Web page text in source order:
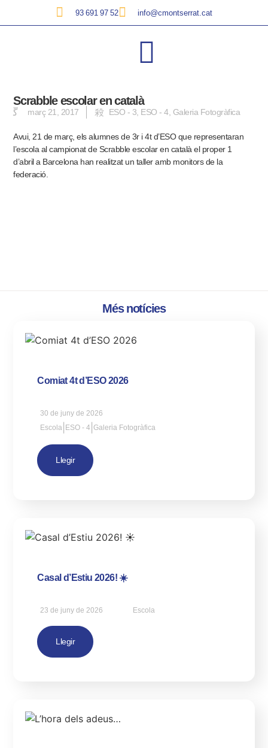
93 691 97 52 info@cmontserrat.cat
Scrabble escolar en català
març 21, 2017 ESO - 3 ESO - 4, Galeria Fotogràfica
Avui, 21 de març, els alumnes de 3r i 4t d’ESO que representaran
l’escola al campionat de Scrabble escolar en català el proper 1
d’abril a Barcelona han realitzat un taller amb monitors de la
federació.
Més notícies
Comiat 4t d’ESO 2026
30 de juny de 2026
Escola ESO - 4 |Galeria Fotogràfica
Llegir
Casal d’Estiu 2026! ☀️
23 de juny de 2026 Escola
Llegir